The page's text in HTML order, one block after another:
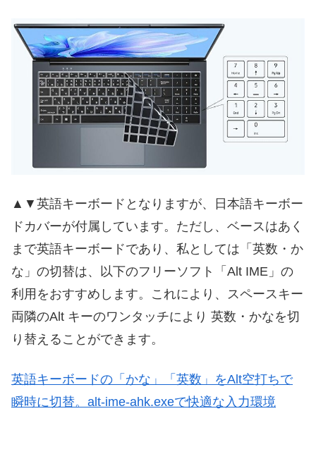
▲▼英語キーボードとなりますが、日本語キーボー
ドカバーが付属しています。ただし、ベースはあく
まで英語キーボードであり、私としては「英数・か
な」の切替は、以下のフリーソフト「Alt IME」の
利用をおすすめします。これにより、スペースキー
両隣のAlt キーのワンタッチにより 英数・かなを切
り替えることができます。
英語キーボードの「かな」「英数」をAlt空打ちで
瞬時に切替。alt-ime-ahk.exeで快適な入力環境